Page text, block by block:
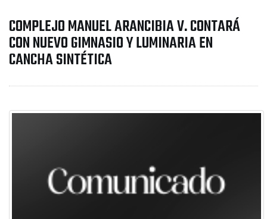
COMPLEJO MANUEL ARANCIBIA V. CONTARÁ
CON NUEVO GIMNASIO Y LUMINARIA EN
CANCHA SINTÉTICA